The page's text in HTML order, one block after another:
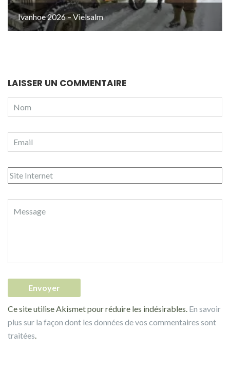
Ivanhoe 2026 – Vielsalm
LAISSER UN COMMENTAIRE
Ce site utilise Akismet pour réduire les indésirables. En savoir
plus sur la façon dont les données de vos commentaires sont
traitées